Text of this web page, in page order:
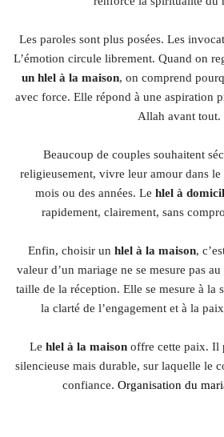
Les paroles sont plus posées. Les
L’émotion circule librement. Quand on
un hlel à la maison, on comprend
avec force. Elle répond à une aspiration
Allah avant tout.
Beaucoup de couples souhaitent
religieusement, vivre leur amour dans le
mois ou des années. Le hlel à
rapidement, clairement, sans
Enfin, choisir un hlel à la maison,
valeur d’un mariage ne se mesure pas
taille de la réception. Elle se mesure à la
la clarté de l’engagement et à la
Le hlel à la maison offre cette paix. Il
silencieuse mais durable, sur laquelle le
confiance. Organisation du